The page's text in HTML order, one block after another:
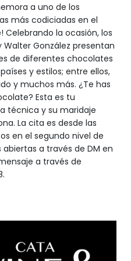
a uno de los
más codiciadas en el
Celebrando la ocasión, los
Walter González presentan
de diferentes chocolates
y estilos; entre ellos,
y muchos más. ¿Te has
Esta es tu
técnica y su maridaje
La cita es desde las
en el segundo nivel de
abiertas a través de DM en
a través de